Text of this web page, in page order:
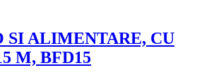
SI ALIMENTARE, CU
M, BFD15